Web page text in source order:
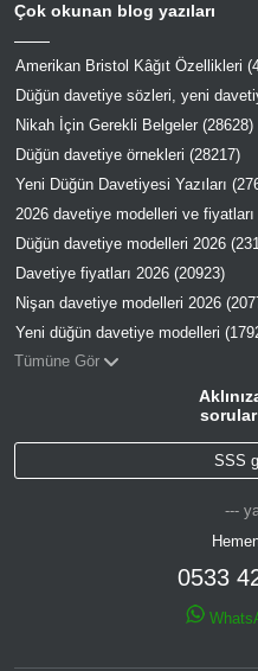
Çok okunan blog yazıları
Amerikan Bristol Kâğıt Özellikleri
Düğün davetiye sözleri, yeni
Nikah İçin Gerekli Belgeler (28628)
Düğün davetiye örnekleri (28217)
Yeni Düğün Davetiyesi Yazıları
2026 davetiye modelleri ve fiyatları
Düğün davetiye modelleri 2026
Davetiye fiyatları 2026 (20923)
Nişan davetiye modelleri 2026
Yeni düğün davetiye modelleri
Tümüne Gör
sorular
SSS
---
0533